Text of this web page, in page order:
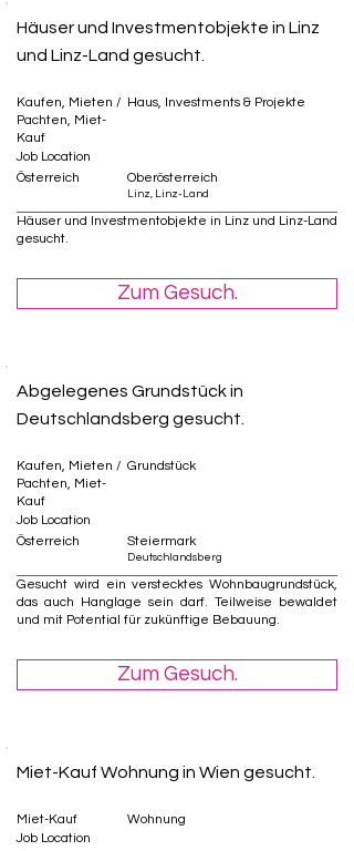
Häuser und Investmentobjekte in Linz
und Linz-Land gesucht.
Kaufen, Mieten /
Pachten, Miet-
Kauf
Haus, Investments & Projekte
Job Location
Österreich
Oberösterreich
Linz, Linz-Land
Häuser und Investmentobjekte in Linz und Linz-Land
gesucht.
Zum Gesuch.
Abgelegenes Grundstück in
Deutschlandsberg gesucht.
Kaufen, Mieten /
Pachten, Miet-
Kauf
Grundstück
Job Location
Österreich
Steiermark
Deutschlandsberg
Gesucht wird ein verstecktes Wohnbaugrundstück,
das auch Hanglage sein darf. Teilweise bewaldet
und mit Potential für zukünftige Bebauung.
Zum Gesuch.
Miet-Kauf Wohnung in Wien gesucht.
Miet-Kauf
Wohnung
Job Location